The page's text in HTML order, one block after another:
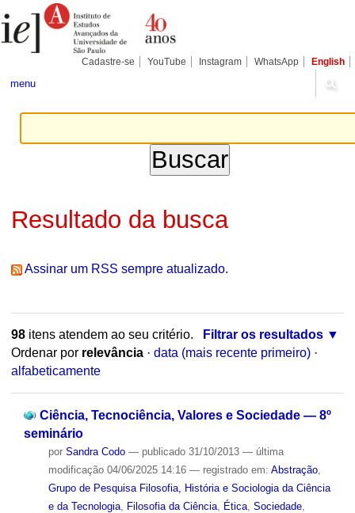
para
conteúdo.
Pessoais
Cadastre-se YouTube Instagram WhatsApp English
menu
Resultado da busca
Assinar um RSS sempre atualizado.
98itens atendem ao seu critério.
Filtrar os resultados
Ordenar por relevância · data (mais recente primeiro) ·
alfabeticamente
Ciência, Tecnociência, Valores e Sociedade — 8º
seminário
por Sandra Codo — publicado31/10/2013 — última
modificação04/06/2025 14:16 — registrado em: Abstração,
Grupo de Pesquisa Filosofia, História e Sociologia da Ciência
e da Tecnologia, Filosofia da Ciência, Ética, Sociedade,